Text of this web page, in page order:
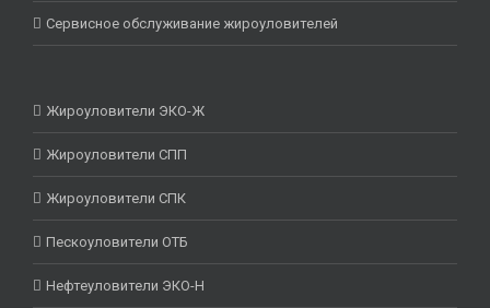
Сервисное обслуживание жироуловителей
Жироуловители ЭКО-Ж
Жироуловители СПП
Жироуловители СПК
Пескоуловители ОТБ
Нефтеуловители ЭКО-Н